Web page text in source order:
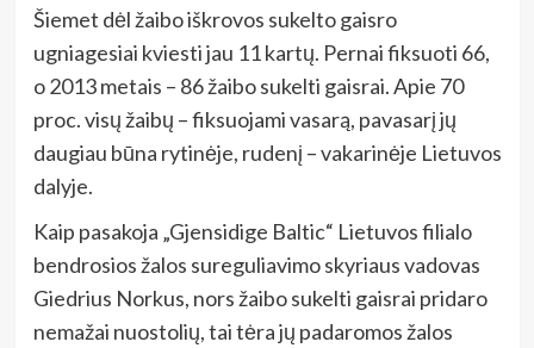
Šiemet dėl žaibo iškrovos sukelto gaisro
ugniagesiai kviesti jau 11 kartų. Pernai fiksuoti 66,
o 2013 metais – 86 žaibo sukelti gaisrai. Apie 70
proc. visų žaibų – fiksuojami vasarą, pavasarį jų
daugiau būna rytinėje, rudenį – vakarinėje Lietuvos
dalyje.
Kaip pasakoja „Gjensidige Baltic“ Lietuvos filialo
bendrosios žalos sureguliavimo skyriaus vadovas
Giedrius Norkus, nors žaibo sukelti gaisrai pridaro
nemažai nuostolių, tai tėra jų padaromos žalos